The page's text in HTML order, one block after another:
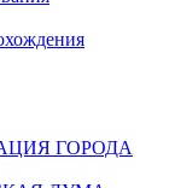
ГОРОДА